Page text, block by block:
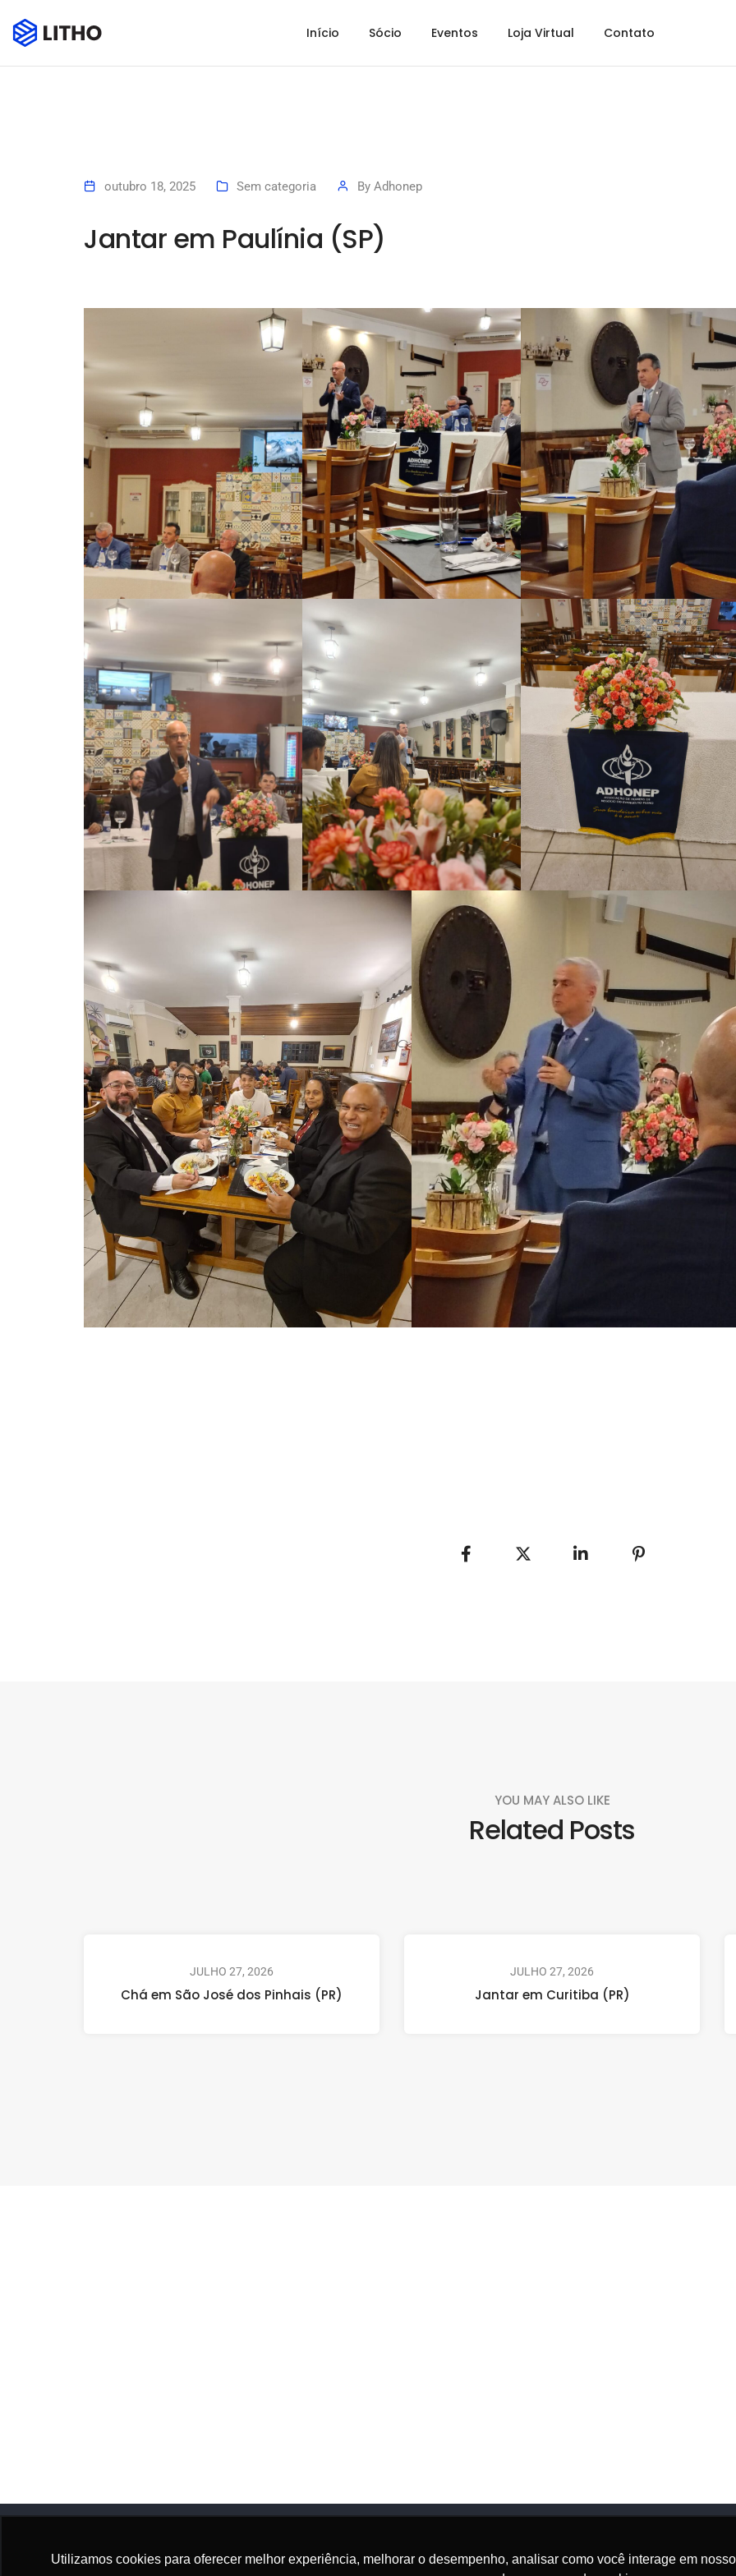
Utilizamos cookies para oferecer melhor experiência, melhorar o desempenho, analisar como você interage em
Início Sócio Eventos Loja Virtual Contato
outubro 18, 2025 Sem categoria By Adhonep
Jantar em Paulínia (SP)
YOU MAY ALSO LIKE
Related Posts
JULHO 27, 2026
Chá em São José dos Pinhais (PR)
JULHO 27, 2026
Jantar em Curitiba (PR)
Onde Estamos